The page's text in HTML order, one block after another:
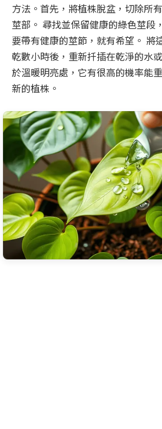
方法。首先，將植株脫盆，切除所
莖部。 尋找並保留健康的綠色莖段
要帶有健康的莖節，就有希望。 將
乾數小時後，重新扦插在乾淨的水
於溫暖明亮處，它有很高的機率能
新的植株。